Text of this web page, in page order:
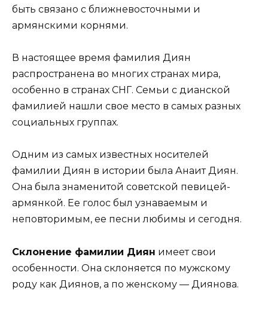
быть связано с ближневосточными и
армянскими корнями.
В настоящее время фамилия Диян
распространена во многих странах мира,
особенно в странах СНГ. Семьи с дианской
фамилией нашли свое место в самых разных
социальных группах.
Одним из самых известных носителей
фамилии Диян в истории была Анаит Диян.
Она была знаменитой советской певицей-
армянкой. Ее голос был узнаваемым и
неповторимым, ее песни любимы и сегодня.
Склонение фамилии Диян имеет свои
особенности. Она склоняется по мужскому
роду как Диянов, а по женскому — Диянова.